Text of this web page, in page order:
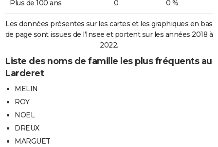
Plus de 100 ans 0 0 %
Les données présentes sur les cartes et les graphiques en bas
de page sont issues de l'Insee et portent sur les années 2018 à
2022.
Liste des noms de famille les plus fréquents au
Larderet
MELIN
ROY
NOEL
DREUX
MARGUET